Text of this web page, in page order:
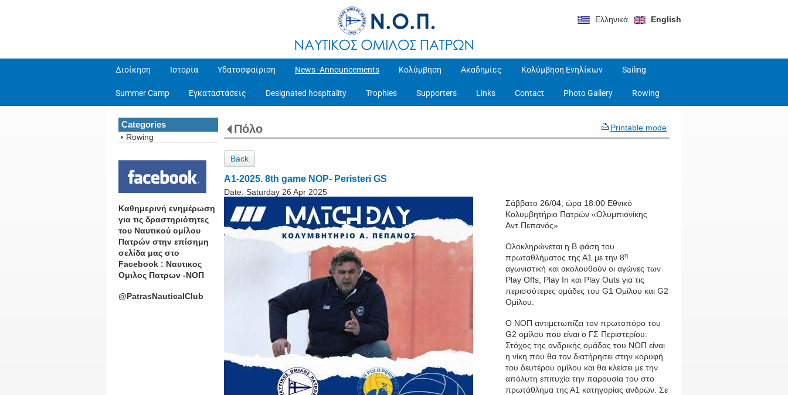
Ελληνικά English
Διοίκηση Ιστορία Υδατοσφαίριση News -Announcements Κολύμβηση Ακαδημίες Κολύμβηση Ενηλίκων Sailing
Summer Camp Εγκαταστάσεις Designated hospitality Trophies Supporters Links Contact Photo Gallery Rowing
Categories
Rowing
Καθημερινή ενημέρωση
για τις δραστηριότητες
του Ναυτικού ομίλου
Πατρών στην επίσημη
σελίδα μας στο
Facebook : Ναυτικος
Ομιλος Πατρων -ΝΟΠ
@PatrasNauticalClub
Printable mode
Πόλο
Back
A1-2025. 8th game NOP- Peristeri GS
Date: Saturday 26 Apr 2025
Σάββατο 26/04, ώρα 18:00 Εθνικό
Κολυμβητήριο Πατρών «Ολυμπιονίκης
Αντ.Πεπανός»
Ολοκληρώνεται η Β φάση του
πρωταθλήματος της Α1 με την 8η
αγωνιστική και ακολουθούν οι αγώνες των
Play Offs, Play In και Play Outs για τις
περισσότερες ομάδες του G1 Ομίλου και G2
Ομίλου.
Ο ΝΟΠ αντιμετωπίζει τον πρωτοπόρο του
G2 ομίλου που είναι ο ΓΣ Περιστερίου.
Στόχος της ανδρικής ομάδας του ΝΟΠ είναι
η νίκη που θα τον διατήρησει στην κορυφή
του δευτέρου ομίλου και θα κλείσει με την
απόλυτη επιτυχία την παρουσία του στο
πρωτάθλημα της Α1 κατηγορίας ανδρών. Σε